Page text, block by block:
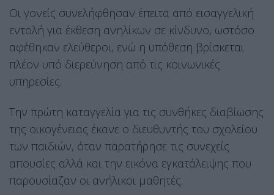
Οι γονείς συνελήφθησαν έπειτα από εισαγγελική
εντολή για έκθεση ανηλίκων σε κίνδυνο, ωστόσο
αφέθηκαν ελεύθεροι, ενώ η υπόθεση βρίσκεται
πλέον υπό διερεύνηση από τις κοινωνικές
υπηρεσίες.
Την πρώτη καταγγελία για τις συνθήκες διαβίωσης
της οικογένειας έκανε ο διευθυντής του σχολείου
των παιδιών, όταν παρατήρησε τις συνεχείς
απουσίες αλλά και την εικόνα εγκατάλειψης που
παρουσίαζαν οι ανήλικοι μαθητές.